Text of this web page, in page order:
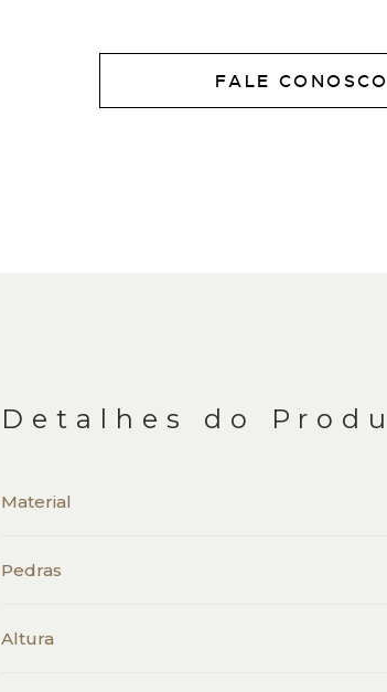
FALE CONOSCO
Detalhes do
Material
Pedras
Altura